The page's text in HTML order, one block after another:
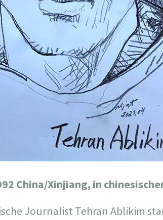
China/Xinjiang, in
Journalist Tehran Ablikim